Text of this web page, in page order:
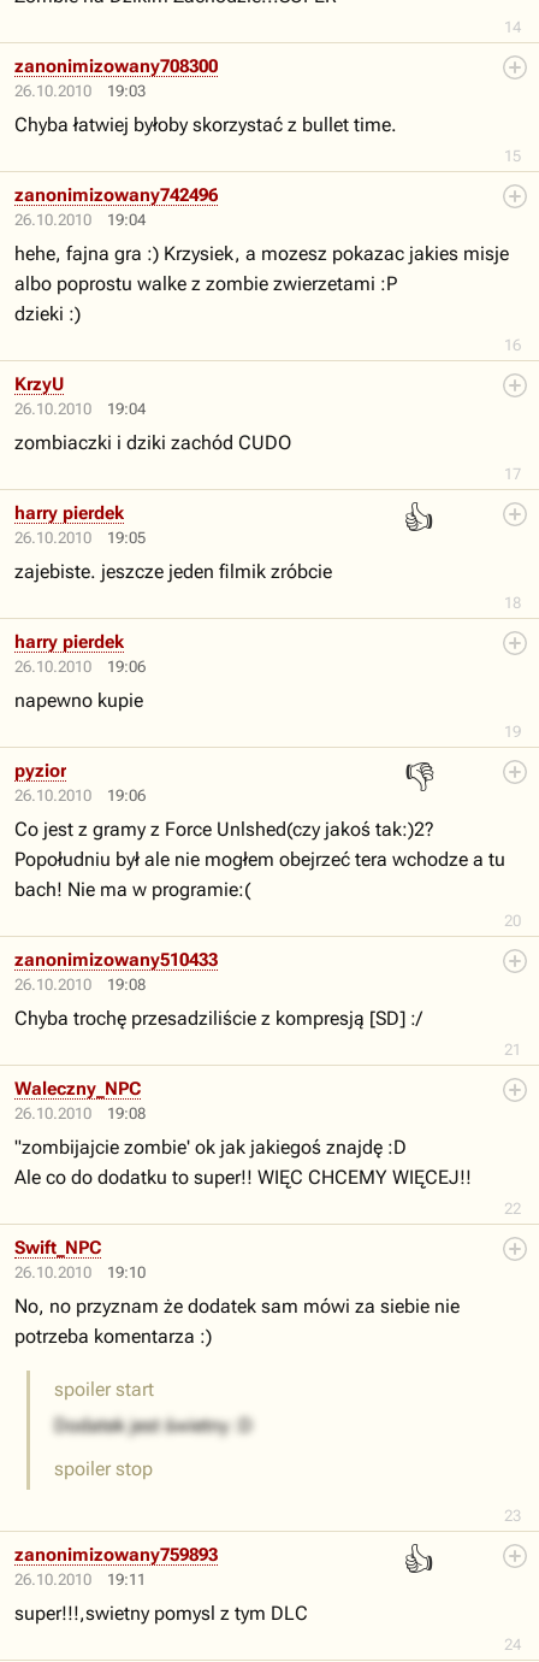
14
26.10.2010 19:03
15
zanonimizowany708300
Chyba łatwiej byłoby skorzystać z bullet time.
26.10.2010 19:04
16
zanonimizowany742496
hehe, fajna gra :) Krzysiek, a mozesz pokazac jakies misje
albo poprostu walke z zombie zwierzetami :P
dzieki :)
26.10.2010 19:04
17
KrzyU
zombiaczki i dziki zachód CUDO
26.10.2010 19:05
👍
18
harry pierdek
zajebiste. jeszcze jeden filmik zróbcie
26.10.2010 19:06
19
harry pierdek
napewno kupie
26.10.2010 19:06
👎
20
pyzior
Co jest z gramy z Force Unlshed(czy jakoś tak:)2?
Popołudniu był ale nie mogłem obejrzeć tera wchodze a tu
bach! Nie ma w programie:(
26.10.2010 19:08
21
zanonimizowany510433
Chyba trochę przesadziliście z kompresją [SD] :/
26.10.2010 19:08
22
Waleczny_NPC
"zombijajcie zombie' ok jak jakiegoś znajdę :D
Ale co do dodatku to super!! WIĘC CHCEMY WIĘCEJ!!
26.10.2010 19:10
23
Swift_NPC
No, no przyznam że dodatek sam mówi za siebie nie
potrzeba komentarza :)
spoiler start
Dodatek jest świetny :D
spoiler stop
26.10.2010 19:11
👍
24
zanonimizowany759893
super!!!,swietny pomysl z tym DLC